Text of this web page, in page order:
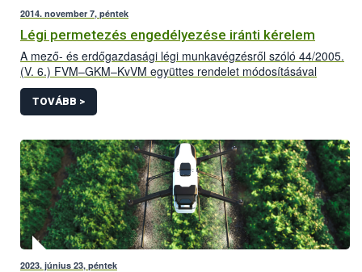
2014. november 7, péntek
Légi permetezés engedélyezése iránti kérelem
A mező- és erdőgazdasági légi munkavégzésről szóló 44/2005.
(V. 6.) FVM–GKM–KvVM együttes rendelet módosításával
hazánkban kérelem alapján megvalósítható a légi úton történő
növényvédő szer kijuttatás, az alábbi feltételek szerint.
TOVÁBB >
2023. június 23, péntek